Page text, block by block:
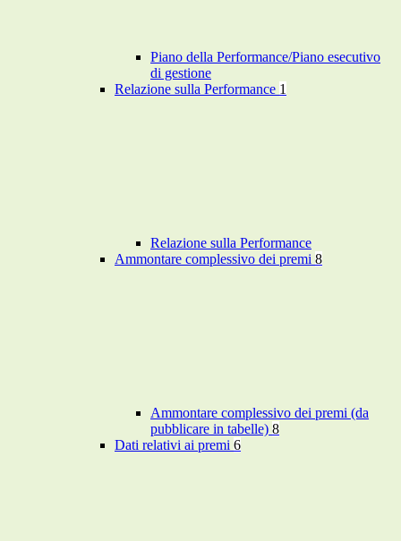
Piano della Performance/Piano esecutivo
di gestione
Relazione sulla Performance 1
Relazione sulla Performance
Ammontare complessivo dei premi 8
Ammontare complessivo dei premi (da
pubblicare in tabelle) 8
Dati relativi ai premi 6